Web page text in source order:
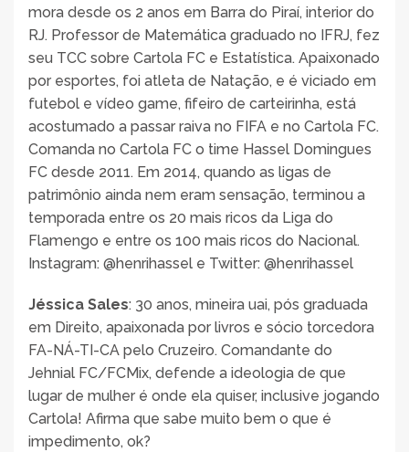
mora desde os 2 anos em Barra do Piraí, interior do
RJ. Professor de Matemática graduado no IFRJ, fez
seu TCC sobre Cartola FC e Estatística. Apaixonado
por esportes, foi atleta de Natação, e é viciado em
futebol e vídeo game, fifeiro de carteirinha, está
acostumado a passar raiva no FIFA e no Cartola FC.
Comanda no Cartola FC o time Hassel Domingues
FC desde 2011. Em 2014, quando as ligas de
patrimônio ainda nem eram sensação, terminou a
temporada entre os 20 mais ricos da Liga do
Flamengo e entre os 100 mais ricos do Nacional.
Instagram: @henrihassel e Twitter: @henrihassel
Jéssica Sales: 30 anos, mineira uai, pós graduada
em Direito, apaixonada por livros e sócio torcedora
FA-NÁ-TI-CA pelo Cruzeiro. Comandante do
Jehnial FC/FCMix, defende a ideologia de que
lugar de mulher é onde ela quiser, inclusive jogando
Cartola! Afirma que sabe muito bem o que é
impedimento, ok?